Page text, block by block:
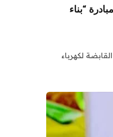
مبادرة “بناء
لكهرباء